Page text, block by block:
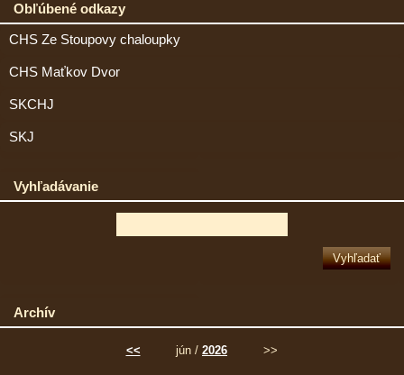
Obľúbené odkazy
CHS Ze Stoupovy chaloupky
CHS Maťkov Dvor
SKCHJ
SKJ
Vyhľadávanie
Archív
<< jún / 2026 >>